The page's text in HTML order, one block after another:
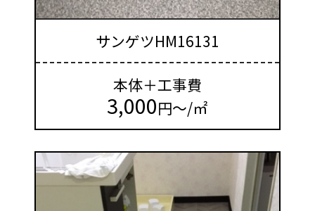
サンゲツHM16131
本体＋工事費
3,000円～/㎡